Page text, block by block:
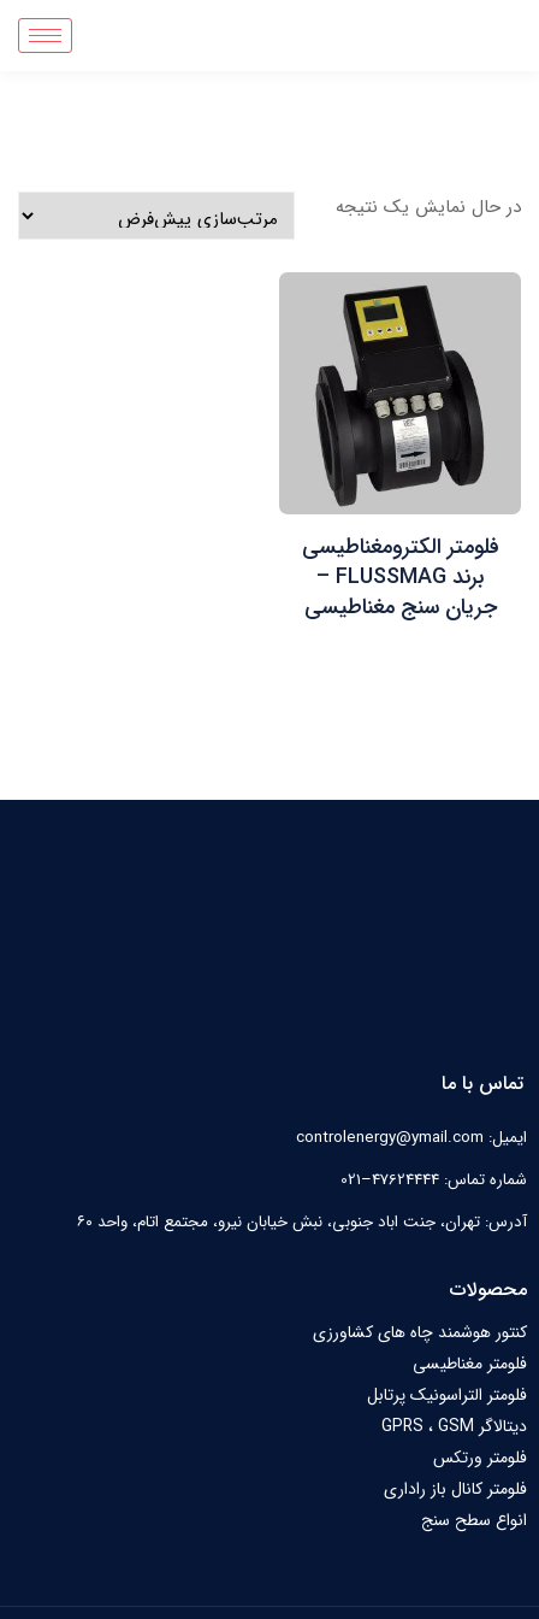
در حال نمایش یک نتیجه
فلومتر الکترومغناطیسی
برند FLUSSMAG –
جریان سنج مغناطیسی
تماس با ما
ایمیل: controlenergy@ymail.com
شماره تماس: 47624444–021
آدرس: تهران، جنت اباد جنوبی، نبش خیابان نیرو‌، مجتمع اتام، واحد ۶۰
محصولات
کنتور هوشمند چاه های کشاورزی
فلومتر مغناطیسی
فلومتر التراسونیک پرتابل
دیتالاگر GPRS ، GSM
فلومتر ورتکس
فلومتر کانال باز راداری
انواع سطح سنج